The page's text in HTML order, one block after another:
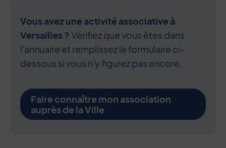
Vous avez une activité associative à
Versailles ? Vérifiez que vous êtes dans
l'annuaire et remplissez le formulaire ci-
dessous si vous n'y figurez pas encore.
Faire connaître mon association
auprès de la Ville